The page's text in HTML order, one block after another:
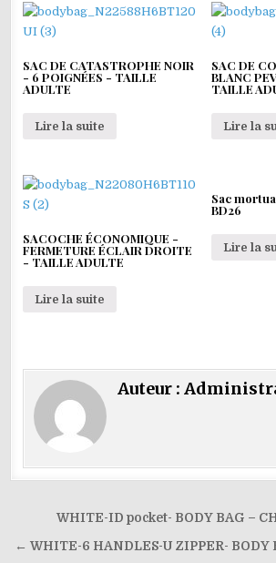
SAC DE CATASTROPHE NOIR
- 6 POIGNÉES - TAILLE
ADULTE
Lire la suite
SAC DE
BLANC
TAILLE
Lire la
SACOCHE ÉCONOMIQUE -
FERMETURE ÉCLAIR DROITE
- TAILLE ADULTE
Lire la suite
Sac
BD26
Lire la
Auteur :
Navigation
de
WHITE-ID pocket- BODY BAG –
← WHITE-6 HANDLES-U ZIPPER- BODY